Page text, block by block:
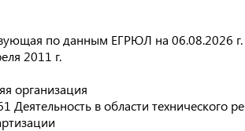
по данным ЕГРЮЛ на 06.08.2026 г.
2011 г.
организация
Деятельность в области технического